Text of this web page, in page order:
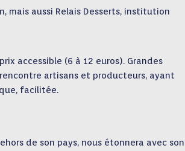
mais aussi Relais Desserts, institution
accessible (6 à 12 euros). Grandes
artisans et producteurs, ayant
facilitée.
de son pays, nous étonnera avec son